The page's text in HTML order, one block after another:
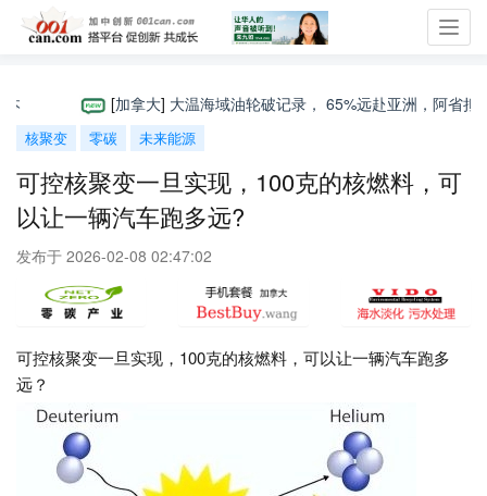
[加拿大] 大温海域油轮破记录， 65%远赴亚洲，阿省拟建“
核聚变 零碳 未来能源
可控核聚变一旦实现，100克的核燃料，可
以让一辆汽车跑多远?
发布于 2026-02-08 02:47:02
可控核聚变一旦实现，100克的核燃料，可以让一辆汽车跑多
远？